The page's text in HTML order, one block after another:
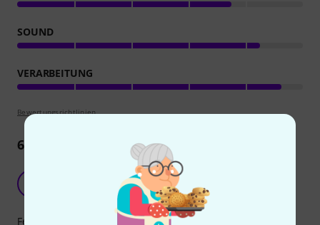
SOUND
VERARBEITUNG
Bewertungsrichtlinien
6Rezensionen
Tolles Konzept mit Schwächen
merdel 20.02.2026
Features